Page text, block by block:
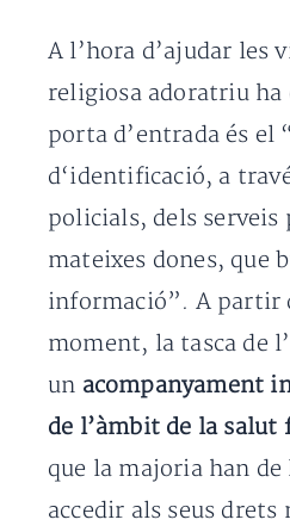
A l’hora d’ajudar les
religiosa adoratriu ha
porta d’entrada és el
d‘identificació, a
policials, dels serveis
mateixes dones, que
informació”. A partir
moment, la tasca de
un acompanyament
de l’àmbit de la
que la majoria han
accedir als seus drets